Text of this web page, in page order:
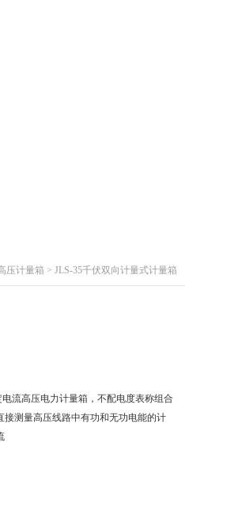
压计量箱 > JLS-35千伏双向计量式计量箱
流高压电力计量箱，不配电度表称组合
测量高压线路中有功和无功电能的计